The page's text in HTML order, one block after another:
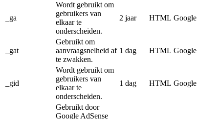
_ga
Wordt gebruikt om
gebruikers van
elkaar te
onderscheiden.
2 jaar HTML Google
_gat
Gebruikt om
aanvraagsnelheid af
te zwakken.
1 dag HTML Google
_gid
Wordt gebruikt om
gebruikers van
elkaar te
onderscheiden.
1 dag HTML Google
Gebruikt door
Google AdSense